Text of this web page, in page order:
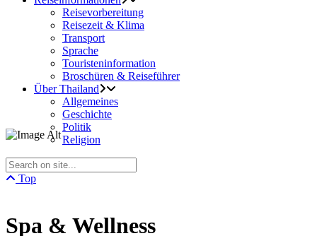
Reisevorbereitung
Reisezeit & Klima
Transport
Sprache
Touristeninformation
Broschüren & Reiseführer
Über Thailand
Allgemeines
Geschichte
Politik
Religion
Top
Spa & Wellness